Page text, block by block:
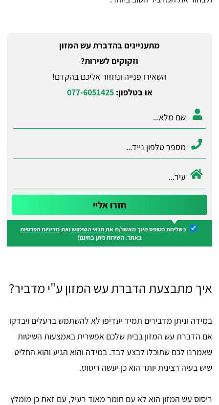
מתעניינים בהדברת עש המזון
וזקוקים לשירות?
השאירו פנייה ונחזור אליכם בהקדם!
או בטלפון:077-6051425
בשליחת הטופס הינך מאשר/ת אתתנאי השימושואתמדיניות הפרטיות
באתר. השירות ניתן בחינם!
איך מתבצעת הדברת עש המזון ע"י מדביר?
במידה וניתן מדבירים תמיד יעדיפו לא להשתמש ברעלים ויבדקו
אם הדברת עש המזון בבית שלכם אפשרית באמצעות השיטות
שאמרנו לכם שתוכלו לבצע לבד. במידה והוא הגיע והוא החליט
שיש בעיה רצינית יותר הוא כן יעשה ריסוס.
ריסוס עש המזון הוא לא עם חומר מאוד רעיל, עם זאת כן מומלץ